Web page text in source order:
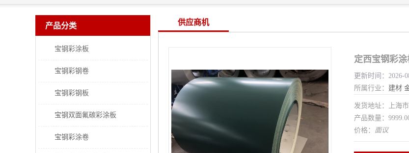
产品分类
宝钢彩涂板
宝钢彩钢卷
宝钢彩钢板
宝钢双面氟碳彩涂板
宝钢彩涂卷
供应商机
定西宝钢彩
更新时间：2026-
所属行业： 建材
发货地址：上海
产品数量：
价格： 面议